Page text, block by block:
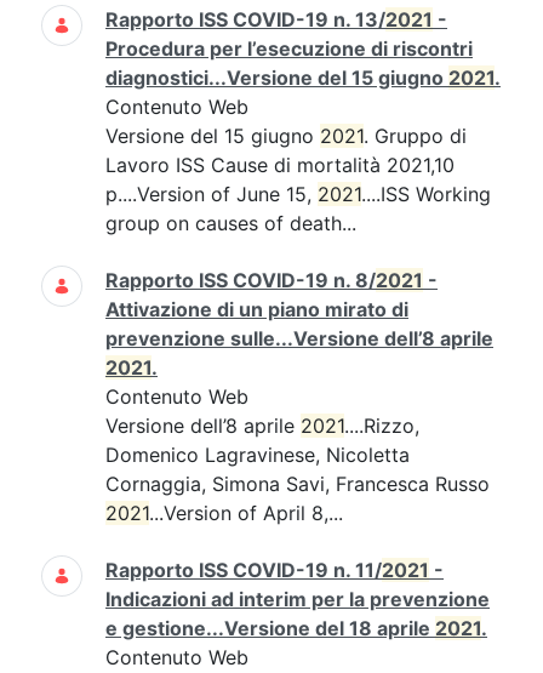
Rapporto ISS COVID-19 n. 13/2021 -
Procedura per l’esecuzione di riscontri
diagnostici...Versione del 15 giugno 2021.
Contenuto Web
Versione del 15 giugno 2021. Gruppo di
Lavoro ISS Cause di mortalità 2021,10
p....Version of June 15, 2021....ISS Working
group on causes of death...
Rapporto ISS COVID-19 n. 8/2021 -
Attivazione di un piano mirato di
prevenzione sulle...Versione dell’8 aprile
2021.
Contenuto Web
Versione dell’8 aprile 2021....Rizzo,
Domenico Lagravinese, Nicoletta
Cornaggia, Simona Savi, Francesca Russo
2021...Version of April 8,...
Rapporto ISS COVID-19 n. 11/2021 -
Indicazioni ad interim per la prevenzione
e gestione...Versione del 18 aprile 2021.
Contenuto Web